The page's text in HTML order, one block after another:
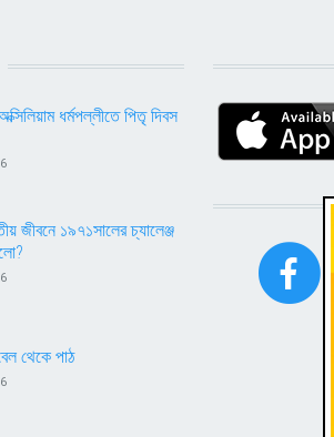
ধর্মপল্লীতে পিতৃ দিবস
জীবনে ১৯৭১সালের চ্যালেঞ্জ
থেকে পাঠ